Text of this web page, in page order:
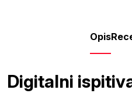
Opis
Digitalni